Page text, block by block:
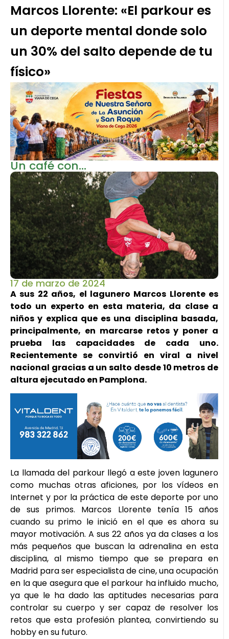
Marcos Llorente: «El parkour es
un deporte mental donde solo
un 30% del salto depende de tu
físico»
Un café con...
17 de marzo de 2024
A sus 22 años, el lagunero Marcos Llorente es
todo un experto en esta materia, da clase a
niños y explica que es una disciplina basada,
principalmente, en marcarse retos y poner a
prueba las capacidades de cada uno.
Recientemente se convirtió en viral a nivel
nacional gracias a un salto desde 10 metros de
altura ejecutado en Pamplona.
La llamada del parkour llegó a este joven lagunero
como muchas otras aficiones, por los vídeos en
Internet y por la práctica de este deporte por uno
de sus primos. Marcos Llorente tenía 15 años
cuando su primo le inició en el que es ahora su
mayor motivación. A sus 22 años ya da clases a los
más pequeños que buscan la adrenalina en esta
disciplina, al mismo tiempo que se prepara en
Madrid para ser especialista de cine, una ocupación
en la que asegura que el parkour ha influido mucho,
ya que le ha dado las aptitudes necesarias para
controlar su cuerpo y ser capaz de resolver los
retos que esta profesión plantea, convirtiendo su
hobby en su futuro.